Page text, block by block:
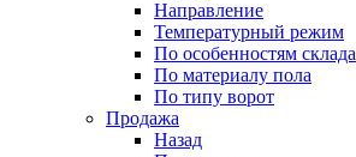
Направление
Температурный режим
По особенностям склада
По материалу пола
По типу ворот
Продажа
Назад